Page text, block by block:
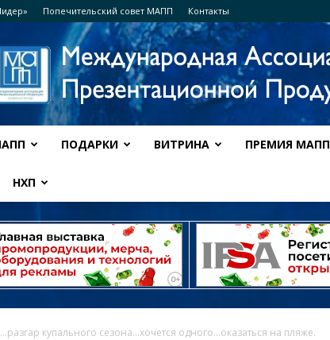
Попечительский совет МАПП Контакты
ПОДАРКИ ВИТРИНА ПРЕМИЯ МАПП
НХП
купального сезона…хочется одного…оказаться на пляже.